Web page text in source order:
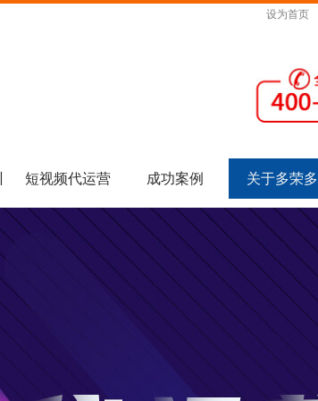
设为首页
短视频代运营 成功案例 关于多荣多